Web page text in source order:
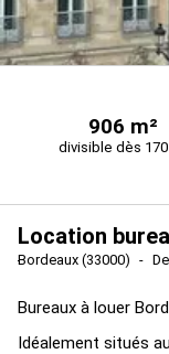
906 m²
divisible dès 170
Location
Bordeaux (33000)
Bureaux à louer
Idéalement situés